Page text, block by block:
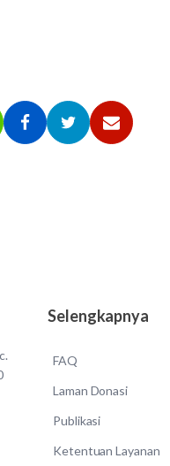
Selengkapnya
FAQ
Laman Donasi
Publikasi
Ketentuan Layanan